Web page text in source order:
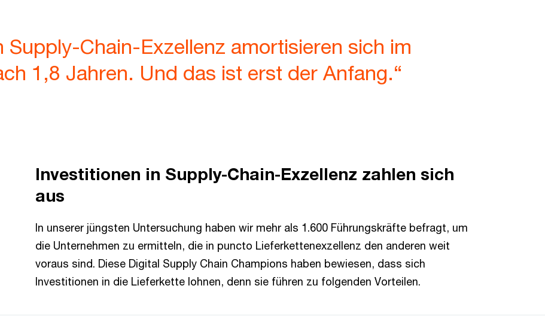
Supply-Chain-Exzellenz amortisieren sich im
1,8 Jahren. Und das ist erst der Anfang.“
Investitionen in Supply-Chain-Exzellenz zahlen sich
aus
In unserer jüngsten Untersuchung haben wir mehr als 1.600 Führungskräfte befragt, um
die Unternehmen zu ermitteln, die in puncto Lieferkettenexzellenz den anderen weit
voraus sind. Diese Digital Supply Chain Champions haben bewiesen, dass sich
Investitionen in die Lieferkette lohnen, denn sie führen zu folgenden Vorteilen.